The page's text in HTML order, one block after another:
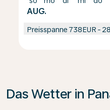
AUG.
Preisspanne 738EUR -
Das Wetter in